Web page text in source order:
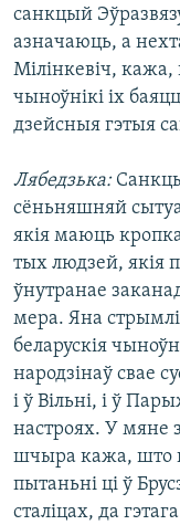
санкцый
азначаюць, а
Мілінкевіч,
чыноўнікі іх
дзейсныя гэтыя
Лябедзька:
сёньняшняй
якія маюць
тых людзей, якія
ўнутранае
мера. Яна
беларускія
народзінаў свае
і ў Вільні, і ў
настроях. У мяне
шчыра кажа, што
пытаньні ці ў
сталіцах, да